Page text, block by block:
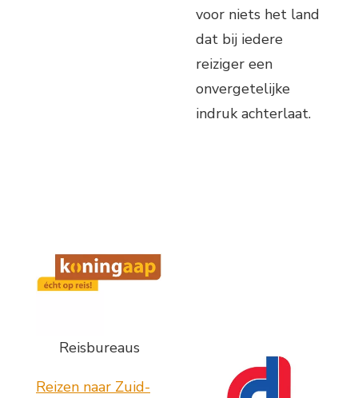
voor niets het land
dat bij iedere
reiziger een
onvergetelijke
indruk achterlaat.
Reisbureaus
Reizen naar Zuid-